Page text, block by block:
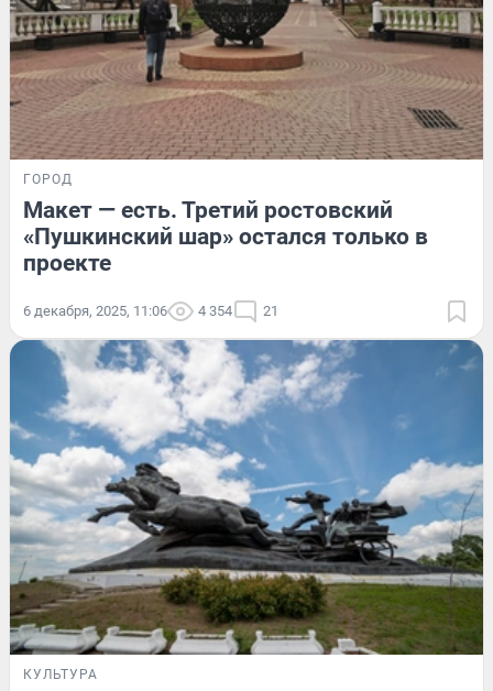
ГОРОД
Макет — есть. Третий ростовский
«Пушкинский шар» остался только в
проекте
6 декабря, 2025, 11:06 4 354 21
КУЛЬТУРА